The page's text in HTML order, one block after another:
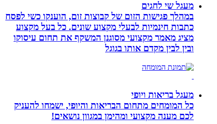
מעגל שי לחגים
במהלך פגישות הזום של קבוצות זום, הוענקו כשי לפסח
כתבות חינמיות לבעלי מקצוע שונים. כל בעל מקצוע
מציג מאמר מקצועי מסוגנן המשקף את תחום עיסוקו
ובין לבין מקדם אותו בגוגל
מעגל בריאות ויופי
כל המומחים מתחום הבריאות והיופי, ישמחו להעניק
לכם מענה מקצועי ומהימן במגוון נושאים!